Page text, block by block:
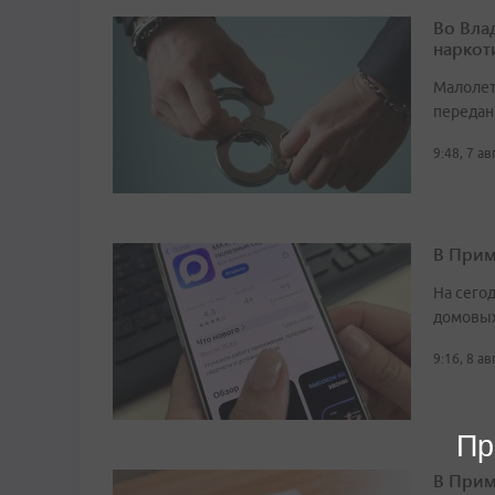
Во
9:48, 7
В
На
9:16, 8
В